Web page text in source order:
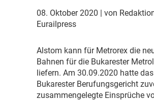
08. Oktober 2020
| von
Eurailpress
A lstom kann für Metrorex die
Bahnen für die Bukarester
liefern. Am 30.09.2020 hatte das
Bukarester Berufungsgericht
zusammengelegte Einsprüche